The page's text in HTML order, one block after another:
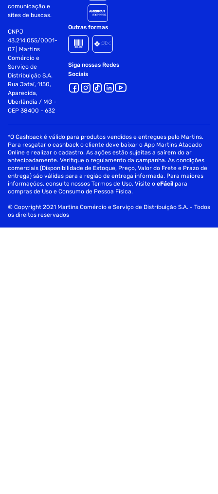
comunicação e
sites de buscas.
CNPJ
43.214.055/0001-
07 | Martins
Comércio e
Serviço de
Distribuição S.A.
Rua Jataí, 1150,
Aparecida,
Uberlândia / MG -
CEP 38400 - 632
Outras formas
Siga nossas Redes
Sociais
*O Cashback é válido para produtos vendidos e entregues pelo Martins.
Para resgatar o cashback o cliente deve baixar o App Martins Atacado
Online e realizar o cadastro. As ações estão sujeitas a saírem do ar
antecipadamente. Verifique o regulamento da campanha. As condições
comerciais (Disponibilidade de Estoque, Preço, Valor do Frete e Prazo de
entrega) são válidas para a região de entrega informada. Para maiores
informações, consulte nossos Termos de Uso. Visite oeFácil para
compras de Uso e Consumo de Pessoa Física.
© Copyright 2021 Martins Comércio e Serviço de Distribuição S.A. - Todos
os direitos reservados